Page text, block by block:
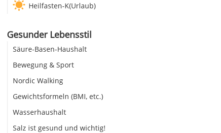
Heilfasten-K(Urlaub)
Gesunder Lebensstil
Säure-Basen-Haushalt
Bewegung & Sport
Nordic Walking
Gewichtsformeln (BMI, etc.)
Wasserhaushalt
Salz ist gesund und wichtig!